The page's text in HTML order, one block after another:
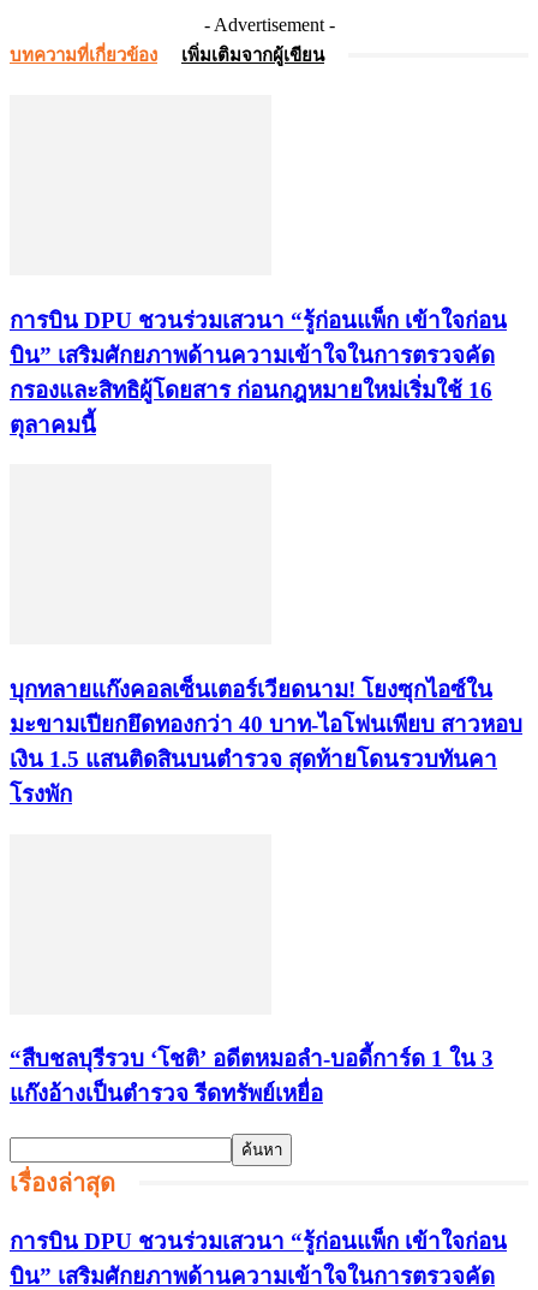
- Advertisement -
บทความที่เกี่ยวข้อง เพิ่มเติมจากผู้เขียน
การบิน DPU ชวนร่วมเสวนา “รู้ก่อนแพ็ก เข้าใจก่อน
บิน” เสริมศักยภาพด้านความเข้าใจในการตรวจคัด
กรองและสิทธิผู้โดยสาร ก่อนกฎหมายใหม่เริ่มใช้ 16
ตุลาคมนี้
บุกทลายแก๊งคอลเซ็นเตอร์เวียดนาม! โยงซุกไอซ์ใน
มะขามเปียกยึดทองกว่า 40 บาท-ไอโฟนเพียบ สาวหอบ
เงิน 1.5 แสนติดสินบนตำรวจ สุดท้ายโดนรวบทันคา
โรงพัก
“สืบชลบุรีรวบ ‘โชติ’ อดีตหมอลำ-บอดี้การ์ด 1 ใน 3
แก๊งอ้างเป็นตำรวจ รีดทรัพย์เหยื่อ
เรื่องล่าสุด
การบิน DPU ชวนร่วมเสวนา “รู้ก่อนแพ็ก เข้าใจก่อน
บิน” เสริมศักยภาพด้านความเข้าใจในการตรวจคัด